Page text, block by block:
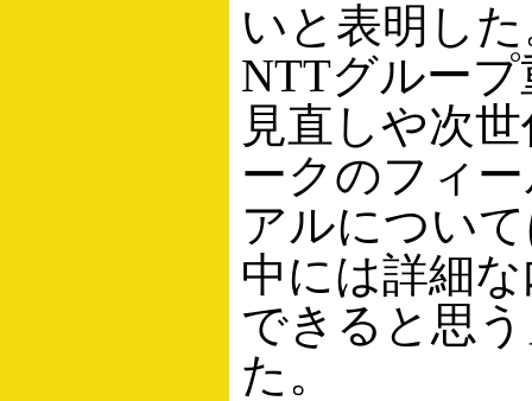
いと表明し
NTTグルー
見直しや次
ークのフィ
アルについ
中には詳細
できると思
た。